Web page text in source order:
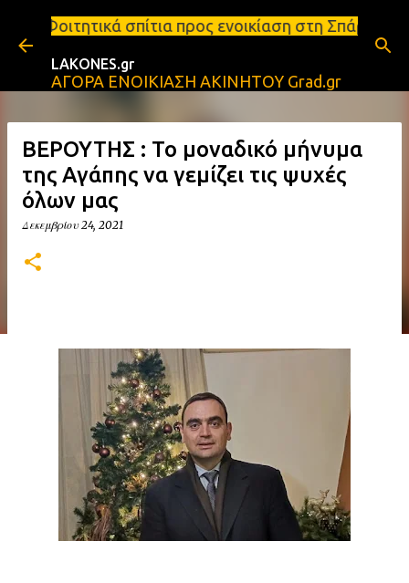
Μετάβαση στο κύριο περιεχόμενο
προς ενοικίαση στη Σπάρτη Ενοικιάσεις
LAKONES.gr
ΑΓΟΡΑ ΕΝΟΙΚΙΑΣΗ ΑΚΙΝΗΤΟΥ Grad.gr
ΒΕΡΟΥΤΗΣ : Το μοναδικό μήνυμα
της Αγάπης να γεμίζει τις ψυχές
όλων μας
Δεκεμβρίου 24, 2021